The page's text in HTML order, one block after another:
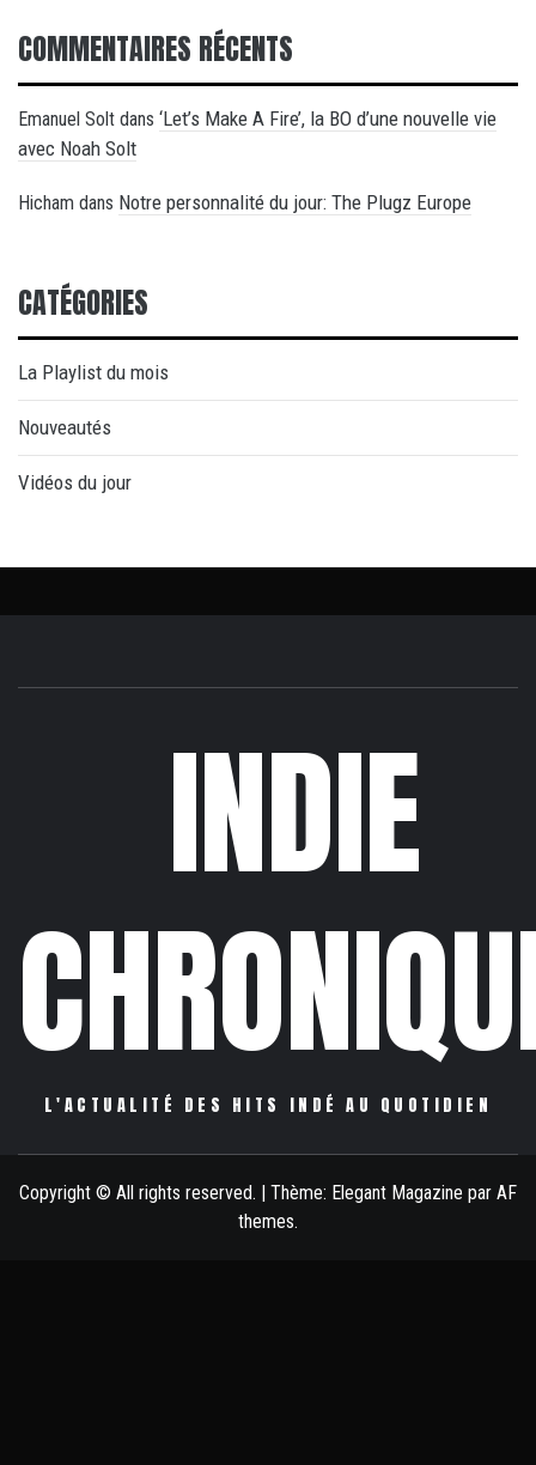
COMMENTAIRES RÉCENTS
Emanuel Solt dans ‘Let’s Make A Fire’, la BO d’une nouvelle vie
avec Noah Solt
Hicham dans Notre personnalité du jour: The Plugz Europe
CATÉGORIES
La Playlist du mois
Nouveautés
Vidéos du jour
INDIE
L'ACTUALITÉ DES HITS INDÉ AU QUOTIDIEN
Copyright © All rights reserved. Thème: Elegant Magazine par AF
themes.